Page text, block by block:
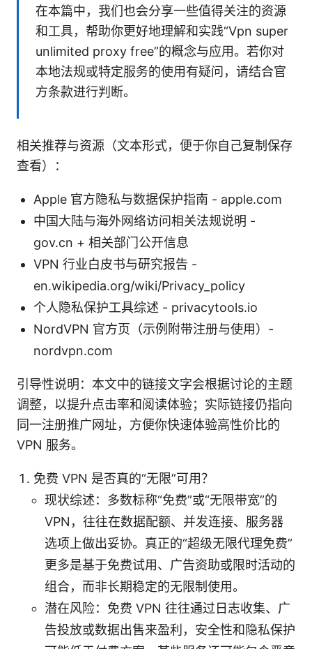
在本篇中，我们也会分享一些值得关注的资源
和工具，帮助你更好地理解和实践“Vpn super
unlimited proxy free”的概念与应用。若你对
本地法规或特定服务的使用有疑问，请结合官
方条款进行判断。
相关推荐与资源（文本形式，便于你自己复制保存
查看）：
Apple 官方隐私与数据保护指南 - apple.com
中国大陆与海外网络访问相关法规说明 -
gov.cn + 相关部门公开信息
VPN 行业白皮书与研究报告 -
en.wikipedia.org/wiki/Privacy_policy
个人隐私保护工具综述 - privacytools.io
NordVPN 官方页（示例附带注册与使用）-
nordvpn.com
引导性说明：本文中的链接文字会根据讨论的主题
调整，以提升点击率和阅读体验；实际链接仍指向
同一注册推广网址，方便你快速体验高性价比的
VPN 服务。
免费 VPN 是否真的“无限”可用？
现状综述：多数标称“免费”或“无限带宽”的
VPN，往往在数据配额、并发连接、服务器
选项上做出妥协。真正的“超级无限代理免费”
更多是基于免费试用、广告资助或限时活动的
组合，而非长期稳定的无限制使用。
潜在风险：免费 VPN 往往通过日志收集、广
告投放或数据出售来盈利，安全性和隐私保护